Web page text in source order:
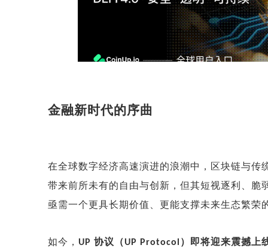
金融新时代的序曲
在全球数字经济高速演进的浪潮中，区块链与
带来前所未有的自由与创新，但其短视逐利、
亟需一个更具长期价值、更能支撑未来生态繁荣
如今， UP 协议（UP Protocol ）即将迎来震撼上